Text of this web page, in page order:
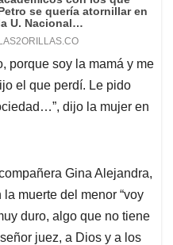
porque soy la mamá y me
el que perdí. Le pido
dijo la mujer en
Gina Alejandra,
muerte del menor “voy
duro, algo que no tiene
juez, a Dios y a los